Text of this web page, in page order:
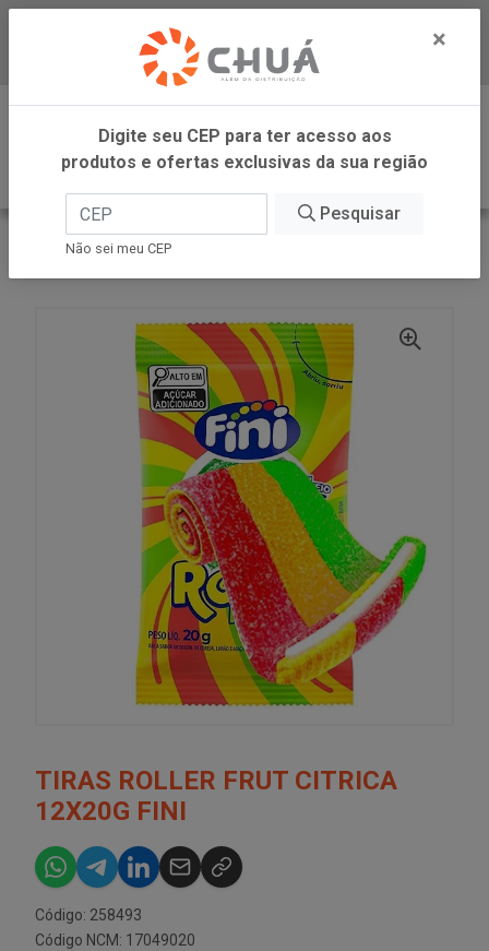
Baixe já nosso APP
0
INÍCIO
FINI
TIRAS ROLLER FRUT CITRICA
12X20G FINI
Código: 258493
Código NCM: 17049020
×
Digite seu CEP para ter acesso aos
produtos e ofertas exclusivas da sua região
Pesquisar
Não sei meu CEP